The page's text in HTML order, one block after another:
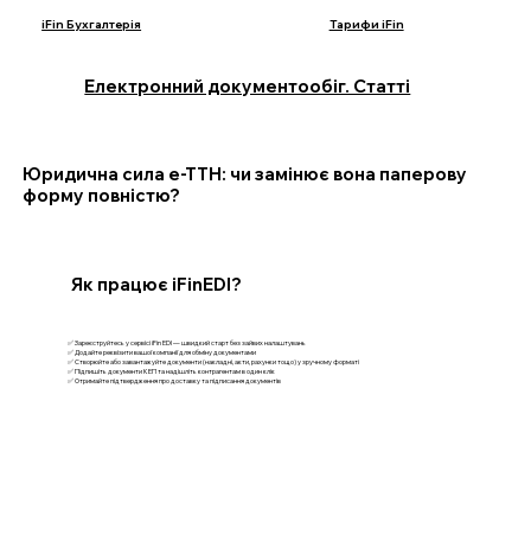
iFin Бухгалтерія Тарифи iFin
Електронний документообіг. Статті
Юридична сила е-ТТН: чи замінює вона паперову
форму повністю?
✅ Зареєструйтесь у сервісі iFin EDI — швидкий старт без зайвих налаштувань
✅ Додайте реквізити вашої компанії для обміну документами
✅ Створюйте або завантажуйте документи (накладні, акти, рахунки тощо) у зручному форматі
✅ Підпишіть документи КЕП та надішліть контрагентам в один клік
✅ Отримайте підтвердження про доставку та підписання документів
Як працює iFinEDI?